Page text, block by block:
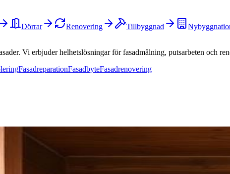
Dörrar Renovering Tillbyggnad
Vi erbjuder helhetslösningar för fasadmålning, putsarbeten och
FasadreparationFasadbyteFasadrenovering